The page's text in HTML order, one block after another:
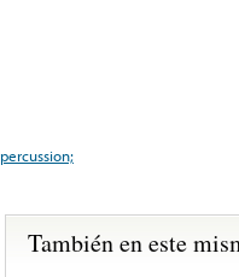
percussion;
También en este